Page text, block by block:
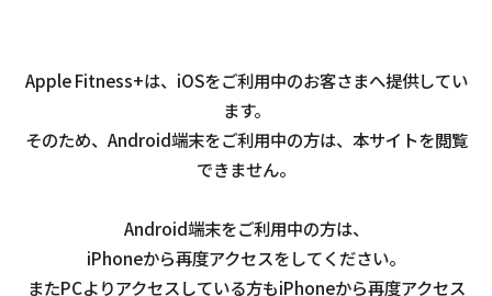
Apple Fitness+は、iOSをご利用中のお客さまへ提供してい
ます。
そのため、Android端末をご利用中の方は、本サイトを閲覧
できません。
Android端末をご利用中の方は、
iPhoneから再度アクセスをしてください。
またPCよりアクセスしている方もiPhoneから再度アクセス